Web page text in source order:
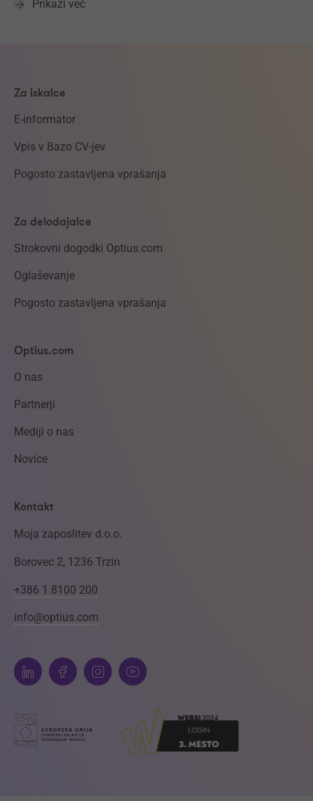
Prikaži več
Za iskalce
E-informator
Vpis v Bazo CV-jev
Pogosto zastavljena vprašanja
Za delodajalce
Strokovni dogodki Optius.com
Oglaševanje
Pogosto zastavljena vprašanja
Optius.com
O nas
Partnerji
Mediji o nas
Novice
Kontakt
Moja zaposlitev d.o.o.
Borovec 2, 1236 Trzin
+386 1 8100 200
info@optius.com